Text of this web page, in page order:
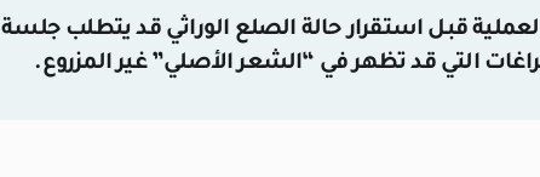
قبل استقرار حالة الصلع الوراثي قد يتطلب جلسة
التي قد تظهر في “الشعر الأصلي” غير المزروع.